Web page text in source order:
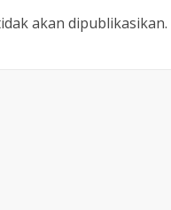
akan dipublikasikan.